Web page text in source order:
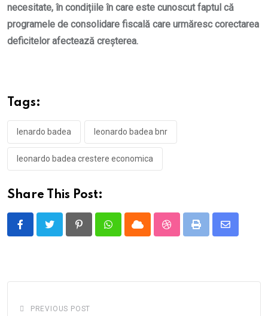
necesitate, în condițiile în care este cunoscut faptul că
programele de consolidare fiscală care urmăresc corectarea
deficitelor afectează creșterea.
Tags:
lenardo badea leonardo badea bnr
leonardo badea crestere economica
Share This Post:
PinterestWhatsappCloud StumbleUpon
Print
Share
PREVIOUS POST